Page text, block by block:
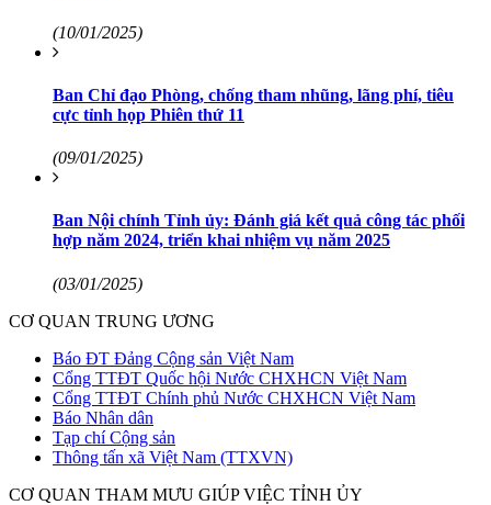
(10/01/2025)
Ban Chỉ đạo Phòng, chống tham nhũng, lãng phí, tiêu
cực tỉnh họp Phiên thứ 11
(09/01/2025)
Ban Nội chính Tỉnh ủy: Đánh giá kết quả công tác phối
hợp năm 2024, triển khai nhiệm vụ năm 2025
(03/01/2025)
CƠ QUAN TRUNG ƯƠNG
Báo ĐT Đảng Cộng sản Việt Nam
Cổng TTĐT Quốc hội Nước CHXHCN Việt Nam
Cổng TTĐT Chính phủ Nước CHXHCN Việt Nam
Báo Nhân dân
Tạp chí Cộng sản
Thông tấn xã Việt Nam (TTXVN)
CƠ QUAN THAM MƯU GIÚP VIỆC TỈNH ỦY